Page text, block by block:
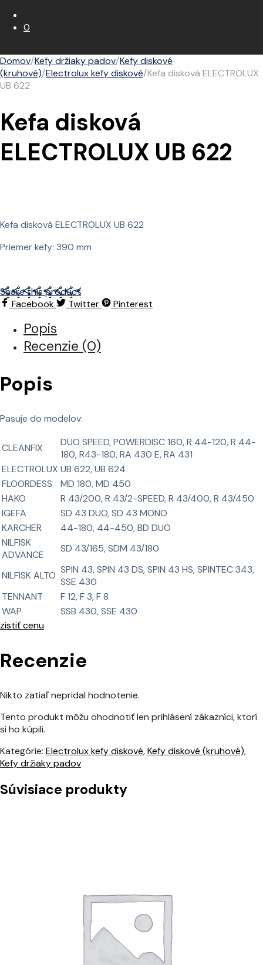
0
Domov/Kefy držiaky padov/Kefy diskové
(kruhové)/Electrolux kefy diskové/Kefa disková ELECTROLUX
UB 622
Kefa disková
ELECTROLUX UB 622
Kefa disková ELECTROLUX UB 622
Priemer kefy: 390 mm
Share this product
Facebook
Twitter Pinterest
Popis
Recenzie (0)
Popis
Pasuje do modelov:
CLEANFIX
DUO SPEED, POWERDISC 160, R 44-120, R 44-
180, R43-180, RA 430 E, RA 431
ELECTROLUX UB 622, UB 624
FLOORDESS
MD 180, MD 450
HAKO
R 43/200, R 43/2-SPEED, R 43/400, R 43/450
IGEFA
SD 43 DUO, SD 43 MONO
KARCHER
44-180, 44-450, BD DUO
NILFISK
ADVANCE
SD 43/165, SDM 43/180
NILFISK ALTO SPIN 43, SPIN 43 DS, SPIN 43 HS, SPINTEC 343,
SSE 430
TENNANT
F 12, F 3, F 8
WAP
SSB 430, SSE 430
zistiť cenu
Recenzie
Nikto zatiaľ nepridal hodnotenie.
Tento produkt môžu ohodnotiť len prihlásení zákazníci, ktorí
si ho kúpili.
Kategórie: Electrolux kefy diskové,Kefy diskové (kruhové),
Kefy držiaky padov
Súvisiace produkty